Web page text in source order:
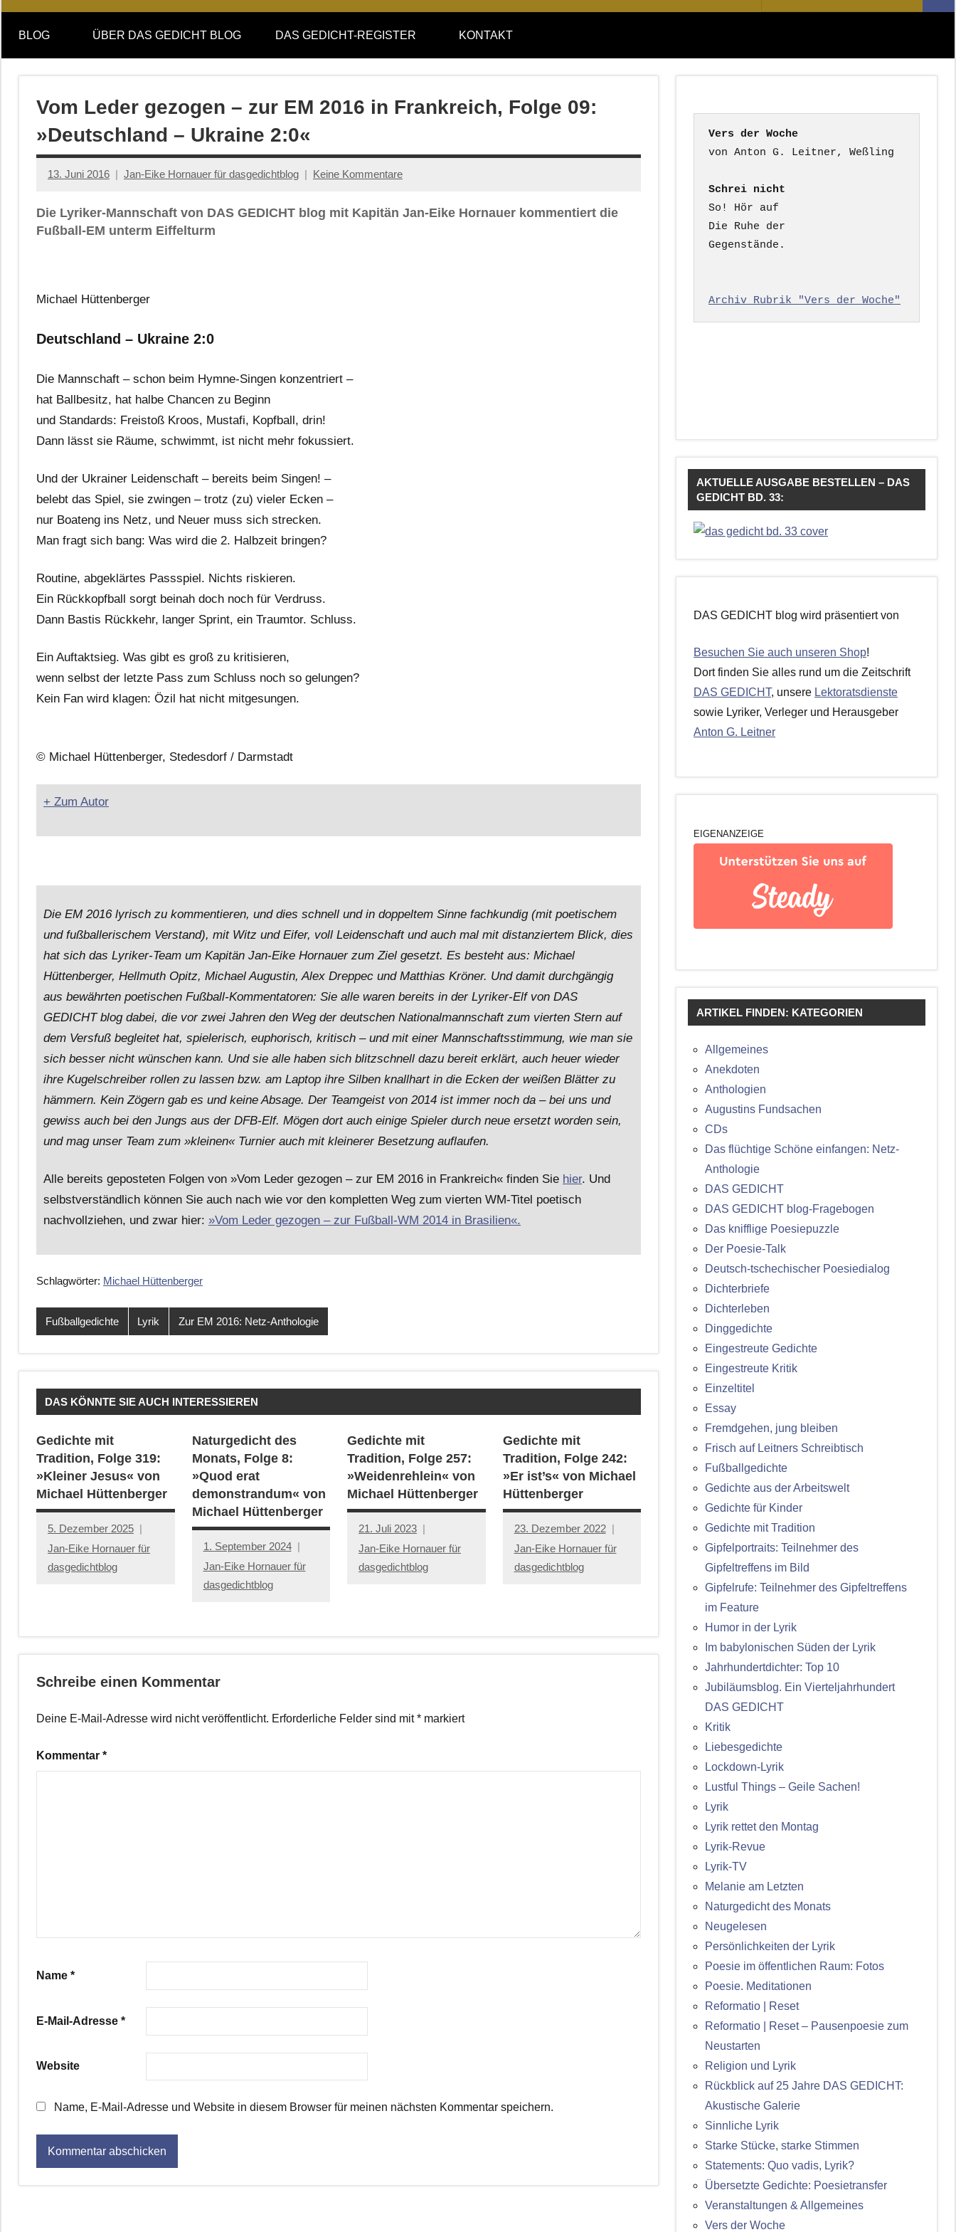
DAS
GEDICHT
blog
DAS
GEDICHT.
Zeitschrift
nach:
BLOG ÜBER DAS GEDICHT BLOG DAS GEDICHT-REGISTER KONTAKT
Vom Leder gezogen – zur EM 2016 in Frankreich, Folge 09:
»Deutschland – Ukraine 2:0«
13. Juni 2016 Jan-Eike Hornauer für dasgedichtblog Keine Kommentare
Die Lyriker-Mannschaft von DAS GEDICHT blog mit Kapitän Jan-Eike Hornauer kommentiert die
Fußball-EM unterm Eiffelturm
Michael Hüttenberger
Deutschland – Ukraine 2:0
Die Mannschaft – schon beim Hymne-Singen konzentriert –
hat Ballbesitz, hat halbe Chancen zu Beginn
und Standards: Freistoß Kroos, Mustafi, Kopfball, drin!
Dann lässt sie Räume, schwimmt, ist nicht mehr fokussiert.
Und der Ukrainer Leidenschaft – bereits beim Singen! –
belebt das Spiel, sie zwingen – trotz (zu) vieler Ecken –
nur Boateng ins Netz, und Neuer muss sich strecken.
Man fragt sich bang: Was wird die 2. Halbzeit bringen?
Routine, abgeklärtes Passspiel. Nichts riskieren.
Ein Rückkopfball sorgt beinah doch noch für Verdruss.
Dann Bastis Rückkehr, langer Sprint, ein Traumtor. Schluss.
Ein Auftaktsieg. Was gibt es groß zu kritisieren,
wenn selbst der letzte Pass zum Schluss noch so gelungen?
Kein Fan wird klagen: Özil hat nicht mitgesungen.
© Michael Hüttenberger, Stedesdorf / Darmstadt
+ Zum Autor
Die EM 2016 lyrisch zu kommentieren, und dies schnell und in doppeltem Sinne fachkundig (mit poetischem
und fußballerischem Verstand), mit Witz und Eifer, voll Leidenschaft und auch mal mit distanziertem Blick, dies
hat sich das Lyriker-Team um Kapitän Jan-Eike Hornauer zum Ziel gesetzt. Es besteht aus: Michael
Hüttenberger, Hellmuth Opitz, Michael Augustin, Alex Dreppec und Matthias Kröner. Und damit durchgängig
aus bewährten poetischen Fußball-Kommentatoren: Sie alle waren bereits in der Lyriker-Elf von DAS
GEDICHT blog dabei, die vor zwei Jahren den Weg der deutschen Nationalmannschaft zum vierten Stern auf
dem Versfuß begleitet hat, spielerisch, euphorisch, kritisch – und mit einer Mannschaftsstimmung, wie man sie
sich besser nicht wünschen kann. Und sie alle haben sich blitzschnell dazu bereit erklärt, auch heuer wieder
ihre Kugelschreiber rollen zu lassen bzw. am Laptop ihre Silben knallhart in die Ecken der weißen Blätter zu
hämmern. Kein Zögern gab es und keine Absage. Der Teamgeist von 2014 ist immer noch da – bei uns und
gewiss auch bei den Jungs aus der DFB-Elf. Mögen dort auch einige Spieler durch neue ersetzt worden sein,
und mag unser Team zum »kleinen« Turnier auch mit kleinerer Besetzung auflaufen.
Alle bereits geposteten Folgen von »Vom Leder gezogen – zur EM 2016 in Frankreich« finden Sie hier. Und
selbstverständlich können Sie auch nach wie vor den kompletten Weg zum vierten WM-Titel poetisch
nachvollziehen, und zwar hier: »Vom Leder gezogen – zur Fußball-WM 2014 in Brasilien«.
Schlagwörter: Michael Hüttenberger
Fußballgedichte Lyrik Zur EM 2016: Netz-Anthologie
DAS KÖNNTE SIE AUCH INTERESSIEREN
Gedichte mit
Tradition, Folge 319:
»Kleiner Jesus« von
Michael Hüttenberger
5. Dezember 2025
Jan-Eike Hornauer für
dasgedichtblog
Naturgedicht des
Monats, Folge 8:
»Quod erat
demonstrandum« von
Michael Hüttenberger
1. September 2024
Jan-Eike Hornauer für
dasgedichtblog
Gedichte mit
Tradition, Folge 257:
»Weidenrehlein« von
Michael Hüttenberger
21. Juli 2023
Jan-Eike Hornauer für
dasgedichtblog
Gedichte mit
Tradition, Folge 242:
»Er ist’s« von Michael
Hüttenberger
23. Dezember 2022
Jan-Eike Hornauer für
dasgedichtblog
Schreibe einen Kommentar
Deine E-Mail-Adresse wird nicht veröffentlicht. Erforderliche Felder sind mit* markiert
Kommentar *
Name *
E-Mail-Adresse *
Website
Name, E-Mail-Adresse und Website in diesem Browser für meinen nächsten Kommentar speichern.
Vers der Woche
Schrei nicht
So! Hör auf
Die Ruhe der
Gegenstände.
Archiv Rubrik "Vers der Woche"
AKTUELLE AUSGABE BESTELLEN – DAS
GEDICHT BD. 33:
DAS GEDICHT blog wird präsentiert von
Besuchen Sie auch unseren Shop!
Dort finden Sie alles rund um die Zeitschrift
DAS GEDICHT, unsere Lektoratsdienste
sowie Lyriker, Verleger und Herausgeber
Anton G. Leitner
EIGENANZEIGE
ARTIKEL FINDEN: KATEGORIEN
Allgemeines
Anekdoten
Anthologien
Augustins Fundsachen
CDs
Das flüchtige Schöne einfangen: Netz-
Anthologie
DAS GEDICHT
DAS GEDICHT blog-Fragebogen
Das knifflige Poesiepuzzle
Der Poesie-Talk
Deutsch-tschechischer Poesiedialog
Dichterbriefe
Dichterleben
Dinggedichte
Eingestreute Gedichte
Eingestreute Kritik
Einzeltitel
Essay
Fremdgehen, jung bleiben
Frisch auf Leitners Schreibtisch
Fußballgedichte
Gedichte aus der Arbeitswelt
Gedichte für Kinder
Gedichte mit Tradition
Gipfelportraits: Teilnehmer des
Gipfeltreffens im Bild
Gipfelrufe: Teilnehmer des Gipfeltreffens
im Feature
Humor in der Lyrik
Im babylonischen Süden der Lyrik
Jahrhundertdichter: Top 10
Jubiläumsblog. Ein Vierteljahrhundert
DAS GEDICHT
Kritik
Liebesgedichte
Lockdown-Lyrik
Lustful Things – Geile Sachen!
Lyrik
Lyrik rettet den Montag
Lyrik-Revue
Lyrik-TV
Melanie am Letzten
Naturgedicht des Monats
Neugelesen
Persönlichkeiten der Lyrik
Poesie im öffentlichen Raum: Fotos
Poesie. Meditationen
Reformatio | Reset
Reformatio | Reset – Pausenpoesie zum
Neustarten
Religion und Lyrik
Rückblick auf 25 Jahre DAS GEDICHT:
Akustische Galerie
Sinnliche Lyrik
Starke Stücke, starke Stimmen
Statements: Quo vadis, Lyrik?
Übersetzte Gedichte: Poesietransfer
Veranstaltungen & Allgemeines
Vers der Woche